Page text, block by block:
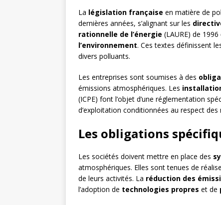
La législation française en matière de
dernières années, s’alignant sur les
rationnelle de l’énergie (LAURE) de
l’environnement. Ces textes définissent
divers polluants.
Les entreprises sont soumises à des
émissions atmosphériques. Les
(ICPE) font l’objet d’une réglementation
d’exploitation conditionnées au respect
Les obligations
Les sociétés doivent mettre en place des
atmosphériques. Elles sont tenues de
de leurs activités. La réduction des
l’adoption de technologies propres et de